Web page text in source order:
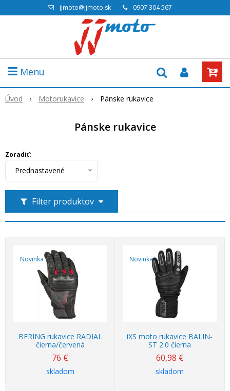
jjmoto@jjmoto.sk 0907 304 567
Menu
Úvod Motorukavice Pánske rukavice
Pánske rukavice
Filter produktov
Zoradiť:
Prednastavené
Novinka
BERING rukavice RADIAL
čierna/červená
76 €
skladom
Novinka
iXS moto rukavice BALIN-
ST 2.0 čierna
60,98 €
skladom